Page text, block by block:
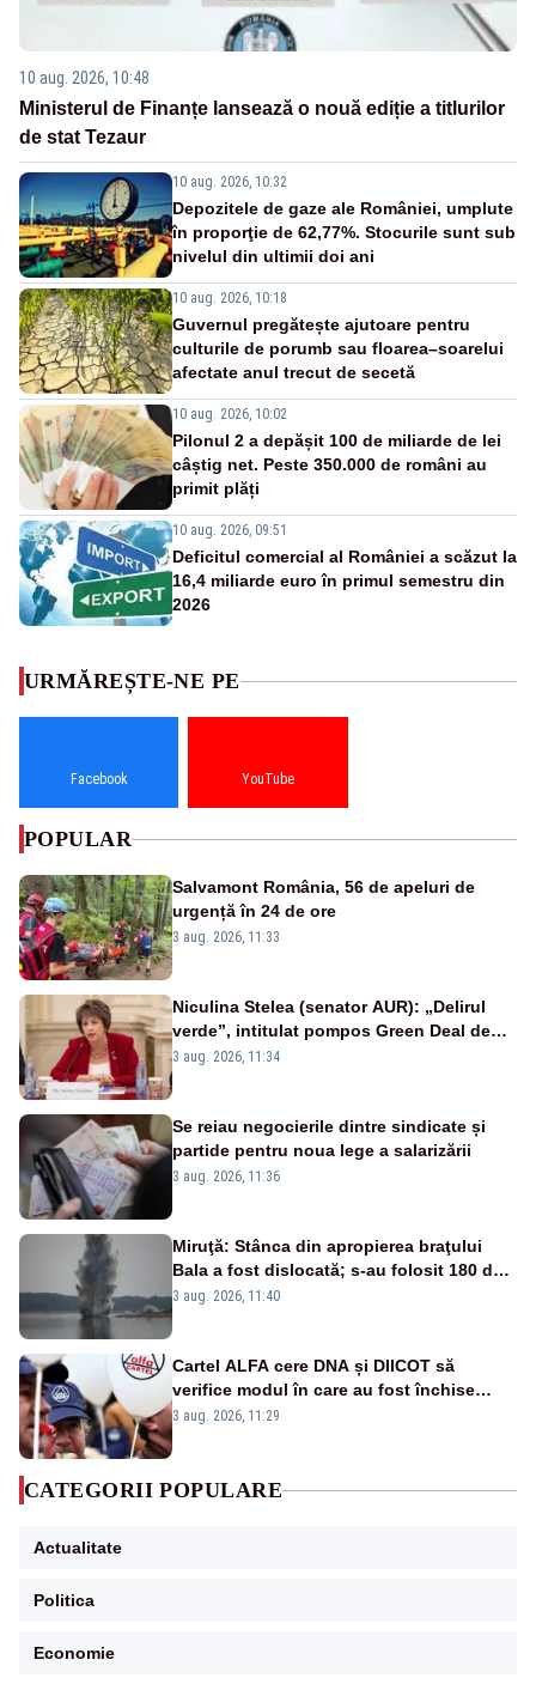
10 aug. 2026, 10:48
Ministerul de Finanțe lansează o nouă ediție a titlurilor
de stat Tezaur
10 aug. 2026, 10:32
Depozitele de gaze ale României, umplute
în proporţie de 62,77%. Stocurile sunt sub
nivelul din ultimii doi ani
10 aug. 2026, 10:18
Guvernul pregătește ajutoare pentru
culturile de porumb sau floarea–soarelui
afectate anul trecut de secetă
10 aug. 2026, 10:02
Pilonul 2 a depășit 100 de miliarde de lei
câștig net. Peste 350.000 de români au
primit plăți
10 aug. 2026, 09:51
Deficitul comercial al României a scăzut la
16,4 miliarde euro în primul semestru din
2026
URMĂREȘTE-NE PE
Facebook YouTube
POPULAR
Salvamont România, 56 de apeluri de
urgență în 24 de ore
3 aug. 2026, 11:33
Niculina Stelea (senator AUR): „Delirul
verde”, intitulat pompos Green Deal de
către Bruxelles, este în mare măsură
3 aug. 2026, 11:34
Se reiau negocierile dintre sindicate și
partide pentru noua lege a salarizării
3 aug. 2026, 11:36
Miruţă: Stânca din apropierea braţului
Bala a fost dislocată; s-au folosit 180 de
kilograme de explozibil
3 aug. 2026, 11:40
Cartel ALFA cere DNA și DIICOT să
verifice modul în care au fost închise
centralele pe cărbune
3 aug. 2026, 11:29
CATEGORII POPULARE
Actualitate
Politica
Economie